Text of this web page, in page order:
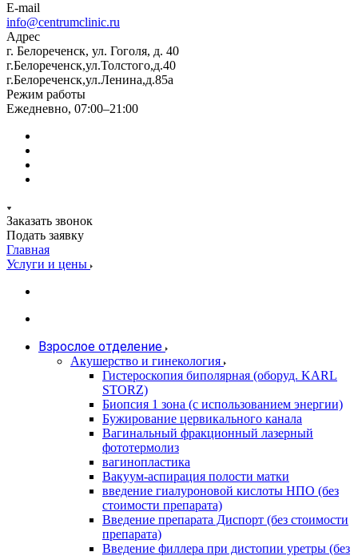
E-mail
info@centrumclinic.ru
Адрес
г. Белореченск, ул. Гоголя, д. 40
г.Белореченск,ул.Толстого,д.40
г.Белореченск,ул.Ленина,д.85а
Режим работы
Ежедневно, 07:00–21:00
Заказать звонок
Подать заявку
Главная
Услуги и цены
Взрослое отделение
Акушерство и гинекология
Гистероскопия биполярная (оборуд. KARL
STORZ)
Биопсия 1 зона (с использованием энергии)
Бужирование цервикального канала
Вагинальный фракционный лазерный
фототермолиз
вагинопластика
Вакуум-аспирация полости матки
введение гиалуроновой кислоты НПО (без
стоимости препарата)
Введение препарата Диспорт (без стоимости
препарата)
Введение филлера при дистопии уретры (без